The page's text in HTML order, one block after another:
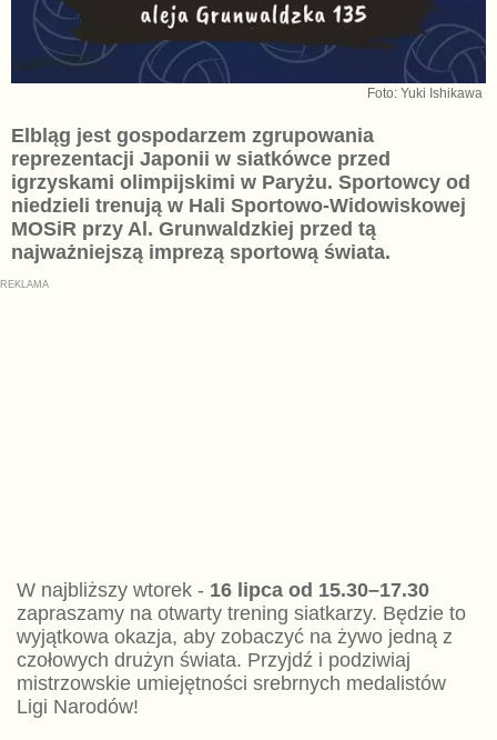
Foto: Yuki Ishikawa
Elbląg jest gospodarzem zgrupowania
reprezentacji Japonii w siatkówce przed
igrzyskami olimpijskimi w Paryżu. Sportowcy od
niedzieli trenują w Hali Sportowo-Widowiskowej
MOSiR przy Al. Grunwaldzkiej przed tą
najważniejszą imprezą sportową świata.
W najbliższy wtorek - 16 lipca od 15.30–17.30
zapraszamy na otwarty trening siatkarzy. Będzie to
wyjątkowa okazja, aby zobaczyć na żywo jedną z
czołowych drużyn świata. Przyjdź i podziwiaj
mistrzowskie umiejętności srebrnych medalistów
Ligi Narodów!